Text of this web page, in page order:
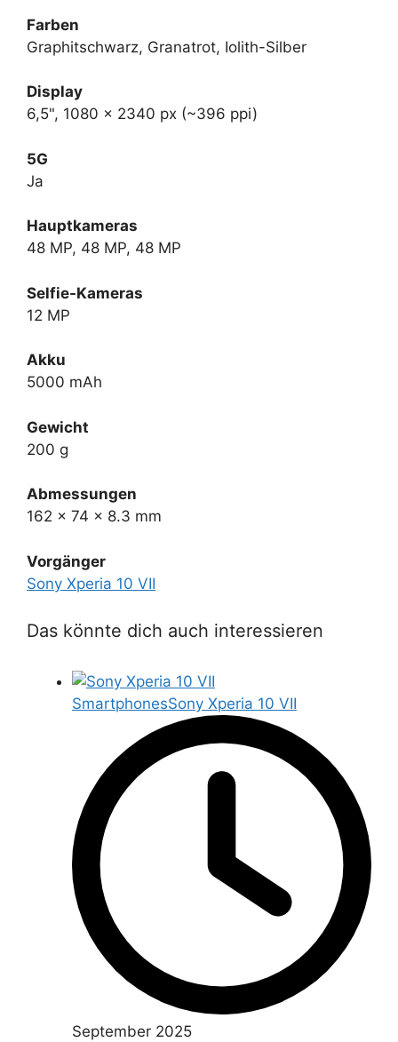
Farben
Graphitschwarz, Granatrot, Iolith-Silber
Display
6,5", 1080 x 2340 px (~396 ppi)
5G
Ja
Hauptkameras
48 MP, 48 MP, 48 MP
Selfie-Kameras
12 MP
Akku
5000 mAh
Gewicht
200 g
Abmessungen
162 x 74 x 8.3 mm
Vorgänger
Sony Xperia 10 VII
Das könnte dich auch interessieren
SmartphonesSony Xperia 10 VII
September 2025